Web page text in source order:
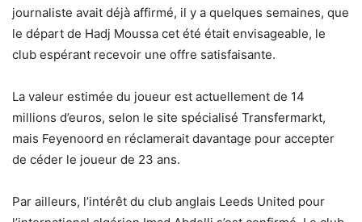
journaliste avait déjà affirmé, il y a quelques semaines, que
le départ de Hadj Moussa cet été était envisageable, le
club espérant recevoir une offre satisfaisante.
La valeur estimée du joueur est actuellement de 14
millions d’euros, selon le site spécialisé Transfermarkt,
mais Feyenoord en réclamerait davantage pour accepter
de céder le joueur de 23 ans.
Par ailleurs, l’intérêt du club anglais Leeds United pour